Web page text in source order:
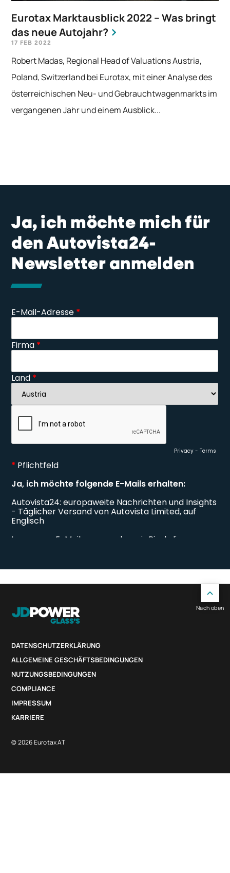
Eurotax Marktausblick 2022 – Was bringt
das neue Autojahr?
17 FEB 2022
Robert Madas, Regional Head of Valuations Austria,
Poland, Switzerland bei Eurotax, mit einer Analyse des
österreichischen Neu- und Gebrauchtwagenmarkts im
vergangenen Jahr und einem Ausblick...
Ja, ich möchte mich für
den Autovista24-
Newsletter anmelden
DATENSCHUTZERKLÄRUNG
ALLGEMEINE GESCHÄFTSBEDINGUNGEN
NUTZUNGSBEDINGUNGEN
COMPLIANCE
IMPRESSUM
KARRIERE
© 2026 Eurotax AT
Nach oben